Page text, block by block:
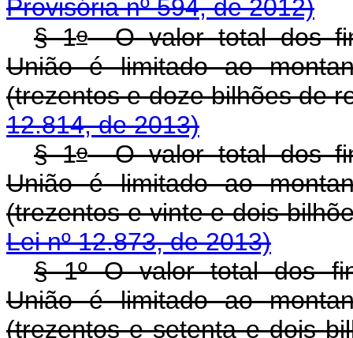
Provisória nº 594, de 2012)
§ 1oO valor total dos
União é limitado ao
(trezentos e doze bilhões
12.814, de 2013)
§ 1oO valor total dos
União é limitado ao
(trezentos e vinte e dois
Lei nº 12.873, de 2013)
§ 1º O valor total dos
União é limitado ao
(trezentos e setenta e